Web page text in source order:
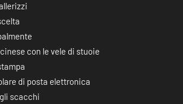
con le vele di stuoie
di posta elettronica
scacchi